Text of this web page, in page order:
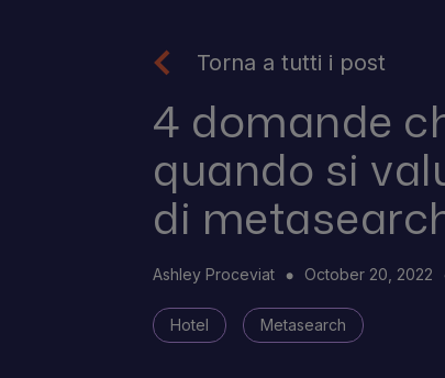
Torna a tutti i post
4 domande
quando si
di
Ashley Proceviat October 20, 2022
Hotel Metasearch